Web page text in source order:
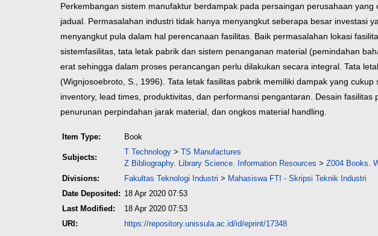
Perkembangan sistem manufaktur berdampak pada persaingan perusahaan yang
jadual. Permasalahan industri tidak hanya menyangkut seberapa besar investasi
menyangkut pula dalam hal perencanaan fasilitas. Baik permasalahan lokasi
sistemfasilitas, tata letak pabrik dan sistem penanganan material (pemindahan
erat sehingga dalam proses perancangan perlu dilakukan secara integral. Tata
(Wignjosoebroto, S., 1996). Tata letak fasilitas pabrik memiliki dampak yang
inventory, lead times, produktivitas, dan performansi pengantaran. Desain fasilitas
penurunan perpindahan jarak material, dan ongkos material handling.
Item Type: Book
Subjects:
T Technology > TS Manufactures
Z Bibliography. Library Science. Information Resources > Z004 Books.
Divisions:
Fakultas Teknologi Industri > Mahasiswa FTI - Skripsi Teknik Industri
Date Deposited: 18 Apr 2020 07:53
Last Modified:
18 Apr 2020 07:53
URI:
https://repository.unissula.ac.id/id/eprint/17348